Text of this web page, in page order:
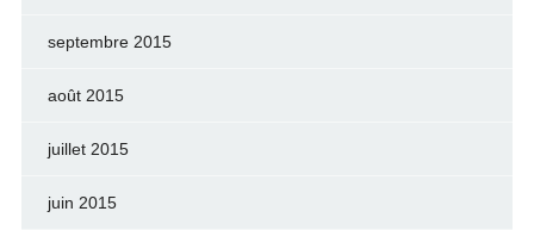
septembre 2015
août 2015
juillet 2015
juin 2015